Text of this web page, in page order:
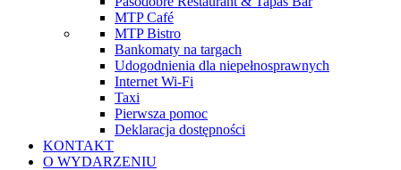
MTP Café
MTP Bistro
Bankomaty na targach
Udogodnienia dla niepełnosprawnych
Internet Wi-Fi
Taxi
Pierwsza pomoc
Deklaracja dostępności
KONTAKT
O WYDARZENIU